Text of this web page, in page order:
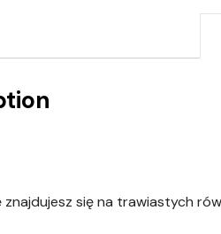
znajdujesz się na trawiastych